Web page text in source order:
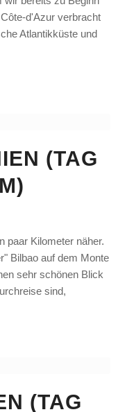
d'Azur verbracht
Atlantikküste und
(TAG
paar Kilometer näher.
Bilbao auf dem Monte
sehr schönen Blick
sind,
(TAG